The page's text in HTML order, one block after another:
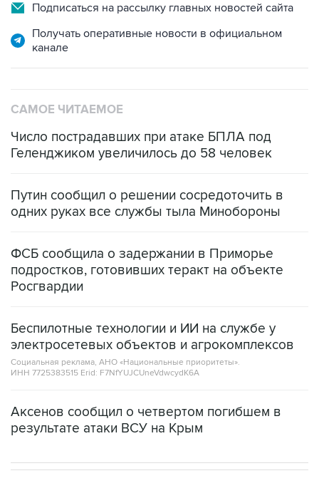
Подписаться на рассылку главных новостей сайта
Получать оперативные новости в официальном
канале
САМОЕ ЧИТАЕМОЕ
Число пострадавших при атаке БПЛА под
Геленджиком увеличилось до 58 человек
Путин сообщил о решении сосредоточить в
одних руках все службы тыла Минобороны
ФСБ сообщила о задержании в Приморье
подростков, готовивших теракт на объекте
Росгвардии
Беспилотные технологии и ИИ на службе у
электросетевых объектов и агрокомплексов
Социальная реклама, АНО «Национальные приоритеты».
ИНН 7725383515 Erid: F7NfYUJCUneVdwcydK6A
Аксенов сообщил о четвертом погибшем в
результате атаки ВСУ на Крым